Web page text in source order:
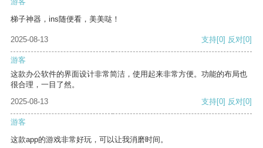
梯子神器，ins随便看，美美哒！
2025-08-13 支持[0] 反对[0]
游客
这款办公软件的界面设计非常简洁，使用起来非常方便。功能的布局也
很合理，一目了然。
2025-08-13
支持[0] 反对[0]
游客
这款app的游戏非常好玩，可以让我消磨时间。